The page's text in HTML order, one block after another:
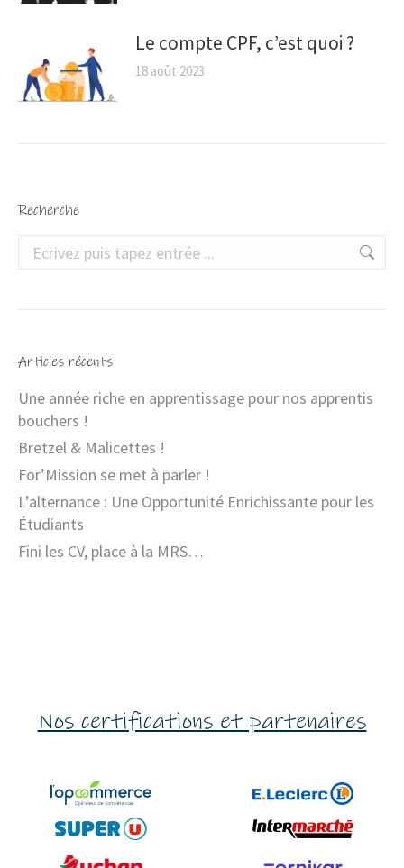
Le compte CPF, c’est quoi ?
18 août 2023
Recherche
Articles récents
Une année riche en apprentissage pour nos apprentis
bouchers !
Bretzel & Malicettes !
For’Mission se met à parler !
L’alternance : Une Opportunité Enrichissante pour les
Étudiants
Fini les CV, place à la MRS…
Nos certifications et partenaires